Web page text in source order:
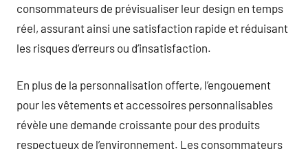
consommateurs de prévisualiser leur design en temps
réel, assurant ainsi une satisfaction rapide et réduisant
les risques d’erreurs ou d’insatisfaction.
En plus de la personnalisation offerte, l’engouement
pour les vêtements et accessoires personnalisables
révèle une demande croissante pour des produits
respectueux de l’environnement. Les consommateurs